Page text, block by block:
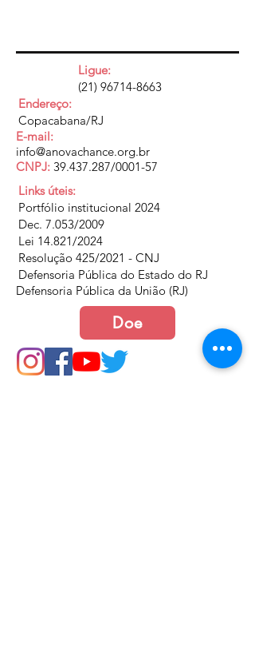
Ligue:
(21) 96714-8663
Endereço:
Copacabana/RJ
E-mail:
info@anovachance.org.br
CNPJ: 39.437.287/0001-57
Links úteis:
Portfólio institucional 2024
Dec. 7.053/2009
Lei 14.821/2024
Resolução 425/2021 - CNJ
Defensoria Pública do Estado do RJ
Defensoria Pública da União (RJ)
Doe